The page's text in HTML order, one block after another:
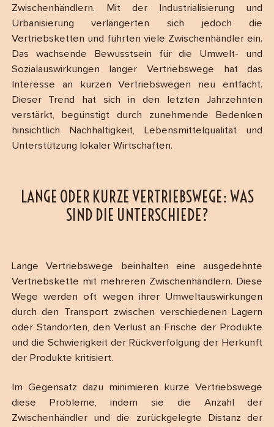
Zwischenhändlern. Mit der Industrialisierung und
Urbanisierung verlängerten sich jedoch die
Vertriebsketten und führten viele Zwischenhändler ein.
Das wachsende Bewusstsein für die Umwelt- und
Sozialauswirkungen langer Vertriebswege hat das
Interesse an kurzen Vertriebswegen neu entfacht.
Dieser Trend hat sich in den letzten Jahrzehnten
verstärkt, begünstigt durch zunehmende Bedenken
hinsichtlich Nachhaltigkeit, Lebensmittelqualität und
Unterstützung lokaler Wirtschaften.
LANGE ODER KURZE VERTRIEBSWEGE: WAS
SIND DIE UNTERSCHIEDE?
Lange Vertriebswege beinhalten eine ausgedehnte
Vertriebskette mit mehreren Zwischenhändlern. Diese
Wege werden oft wegen ihrer Umweltauswirkungen
durch den Transport zwischen verschiedenen Lagern
oder Standorten, den Verlust an Frische der Produkte
und die Schwierigkeit der Rückverfolgung der Herkunft
der Produkte kritisiert.
Im Gegensatz dazu minimieren kurze Vertriebswege
diese Probleme, indem sie die Anzahl der
Zwischenhändler und die zurückgelegte Distanz der